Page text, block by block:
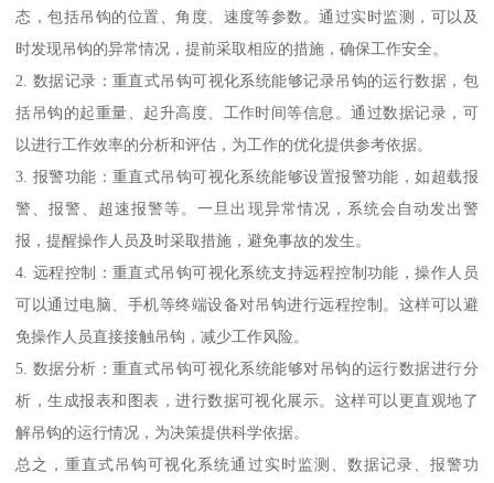
态，包括吊钩的位置、角度、速度等参数。通过实时监测，可以及
时发现吊钩的异常情况，提前采取相应的措施，确保工作安全。
2. 数据记录：重直式吊钩可视化系统能够记录吊钩的运行数据，包
括吊钩的起重量、起升高度、工作时间等信息。通过数据记录，可
以进行工作效率的分析和评估，为工作的优化提供参考依据。
3. 报警功能：重直式吊钩可视化系统能够设置报警功能，如超载报
警、报警、超速报警等。一旦出现异常情况，系统会自动发出警
报，提醒操作人员及时采取措施，避免事故的发生。
4. 远程控制：重直式吊钩可视化系统支持远程控制功能，操作人员
可以通过电脑、手机等终端设备对吊钩进行远程控制。这样可以避
免操作人员直接接触吊钩，减少工作风险。
5. 数据分析：重直式吊钩可视化系统能够对吊钩的运行数据进行分
析，生成报表和图表，进行数据可视化展示。这样可以更直观地了
解吊钩的运行情况，为决策提供科学依据。
总之，重直式吊钩可视化系统通过实时监测、数据记录、报警功